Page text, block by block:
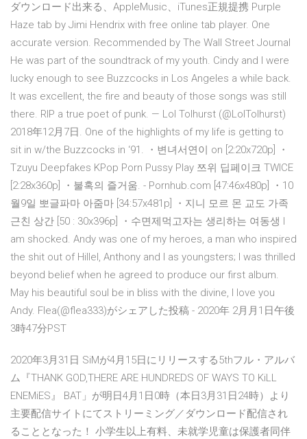
ダウンロード出来る、AppleMusic、iTunes正規提携 Purple
Haze tab by Jimi Hendrix with free online tab player. One
accurate version. Recommended by The Wall Street Journal
He was part of the soundtrack of my youth. Cindy and I were
lucky enough to see Buzzcocks in Los Angeles a while back.
It was excellent, the fire and beauty of those songs was still
there. RIP a true poet of punk. — Lol Tolhurst (@LolTolhurst)
2018年12月7日. One of the highlights of my life is getting to
sit in w/the Buzzcocks in ‘91. ・변녀서연이 on [2:20x720p] ・
Tzuyu Deepfakes KPop Porn Pussy Play 쯔위 딥페이크 TWICE
[2:28x360p] ・불혹의 즐거움. - Pornhub.com [47:46x480p] ・10
월9일 뽀글파마 아줌마 [34:57x481p] ・지니 모르 몬 교도 가족
근친 상간 [50 : 30x396p] ・수면제먹고자는 생리하는 여동생 I
am shocked. Andy was one of my heroes, a man who inspired
the shit out of Hillel, Anthony and I as youngsters; I was thrilled
beyond belief when he agreed to produce our first album.
May his beautiful soul be in bliss with the divine, I love you
Andy. Flea(@flea333)がシェアした投稿 - 2020年 2月月1日午後
3時47分PST
2020年3月31日 SiMが4月15日にリリースする5thフル・アルバ
ム『THANK GOD,THERE ARE HUNDREDS OF WAYS TO KiLL
ENEMiES』 BAT」が明日4月1日0時（本日3月31日24時）より
主要配信サイトにてストリーミング／ダウンロード配信され
ることとなった！ 小学生以上有料、未就学児童は保護者同伴